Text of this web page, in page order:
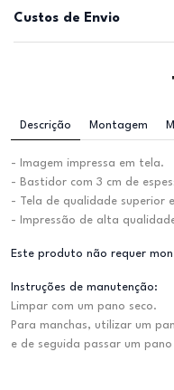
Custos de Envio
Descrição Montagem
- Imagem impressa em tela.
- Bastidor com 3 cm de
- Tela de qualidade superior
- Impressão de alta
Este produto não requer
Instruções de manutenção:
Limpar com um pano seco.
Para manchas, utilizar um
e de seguida passar um pano